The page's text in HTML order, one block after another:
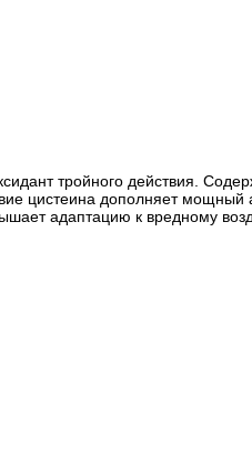
тройного действия.
цистеина дополняет
адаптацию к вредному